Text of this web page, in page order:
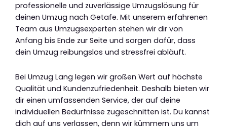
professionelle und zuverlässige Umzugslösung für
deinen Umzug nach Getafe. Mit unserem erfahrenen
Team aus Umzugsexperten stehen wir dir von
Anfang bis Ende zur Seite und sorgen dafür, dass
dein Umzug reibungslos und stressfrei abläuft.
Bei Umzug Lang legen wir großen Wert auf höchste
Qualität und Kundenzufriedenheit. Deshalb bieten wir
dir einen umfassenden Service, der auf deine
individuellen Bedürfnisse zugeschnitten ist. Du kannst
dich auf uns verlassen, denn wir kümmern uns um